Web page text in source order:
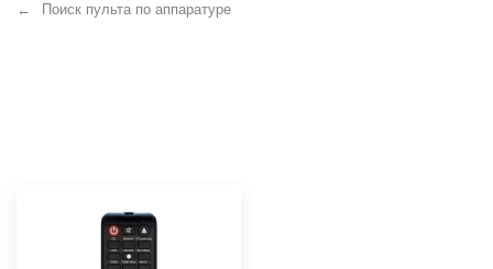
Поиск пульта по аппаратуре